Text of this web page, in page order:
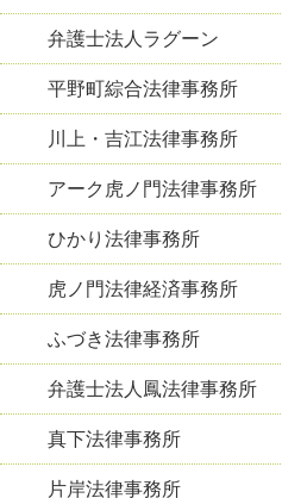
弁護士法人ラグーン
平野町綜合法律事務所
川上・吉江法律事務所
アーク虎ノ門法律事務所
ひかり法律事務所
虎ノ門法律経済事務所
ふづき法律事務所
弁護士法人鳳法律事務所
真下法律事務所
片岸法律事務所